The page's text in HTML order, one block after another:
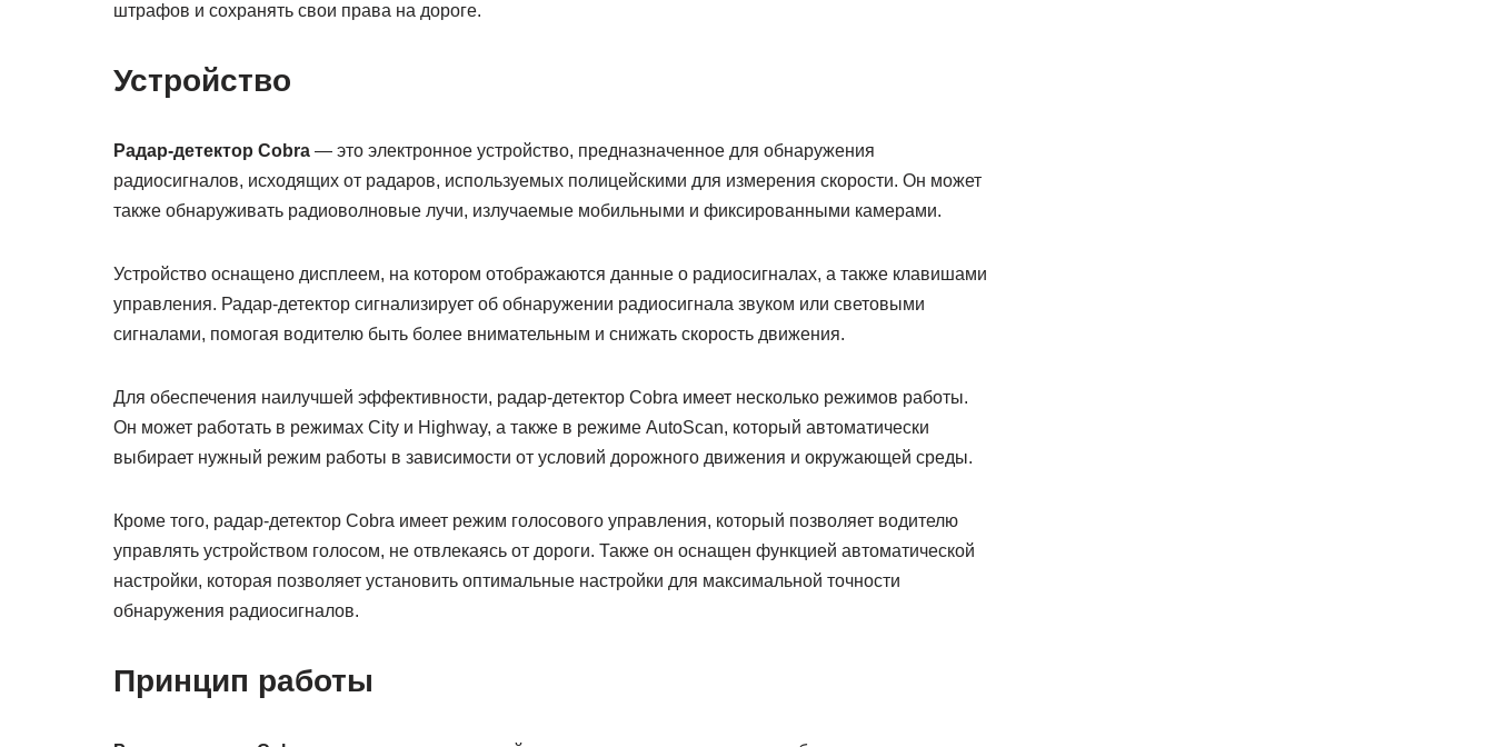
штрафов и сохранять свои права на дороге.
Устройство
Радар-детектор Cobra — это электронное устройство, предназначенное для обнаружения
радиосигналов, исходящих от радаров, используемых полицейскими для измерения скорости. Он может
также обнаруживать радиоволновые лучи, излучаемые мобильными и фиксированными камерами.
Устройство оснащено дисплеем, на котором отображаются данные о радиосигналах, а также клавишами
управления. Радар-детектор сигнализирует об обнаружении радиосигнала звуком или световыми
сигналами, помогая водителю быть более внимательным и снижать скорость движения.
Для обеспечения наилучшей эффективности, радар-детектор Cobra имеет несколько режимов работы.
Он может работать в режимах City и Highway, а также в режиме AutoScan, который автоматически
выбирает нужный режим работы в зависимости от условий дорожного движения и окружающей среды.
Кроме того, радар-детектор Cobra имеет режим голосового управления, который позволяет водителю
управлять устройством голосом, не отвлекаясь от дороги. Также он оснащен функцией автоматической
настройки, которая позволяет установить оптимальные настройки для максимальной точности
обнаружения радиосигналов.
Принцип работы